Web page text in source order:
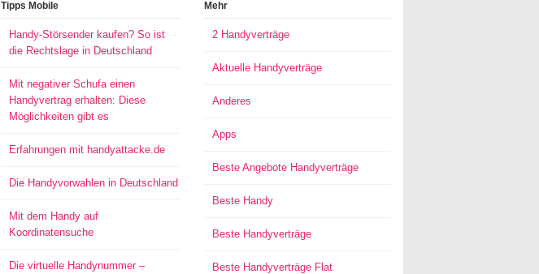
Tipps Mobile
Handy-Störsender kaufen? So ist
die Rechtslage in Deutschland
Mit negativer Schufa einen
Handyvertrag erhalten: Diese
Möglichkeiten gibt es
Erfahrungen mit handyattacke.de
Die Handyvorwahlen in Deutschland
Mit dem Handy auf
Koordinatensuche
Die virtuelle Handynummer –
Mehr
2 Handyverträge
Aktuelle Handyverträge
Anderes
Apps
Beste Angebote Handyverträge
Beste Handy
Beste Handyverträge
Beste Handyverträge Flat